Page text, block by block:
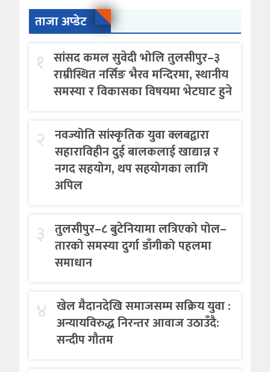
ताजा अप्डेट
१ सांसद कमल सुवेदी भोलि तुलसीपुर–३
राम्रीस्थित नर्सिङ भैरव मन्दिरमा, स्थानीय
समस्या र विकासका विषयमा भेटघाट हुने
२ नवज्योति सांस्कृतिक युवा क्लबद्वारा
सहाराविहीन दुई बालकलाई खाद्यान्न र
नगद सहयोग, थप सहयोगका लागि
अपिल
३ तुलसीपुर–८ बुटेनियामा लत्रिएको पोल–
तारको समस्या दुर्गा डाँगीको पहलमा
समाधान
४ खेल मैदानदेखि समाजसम्म सक्रिय युवा :
अन्यायविरुद्ध निरन्तर आवाज उठाउँदै:
सन्दीप गौतम